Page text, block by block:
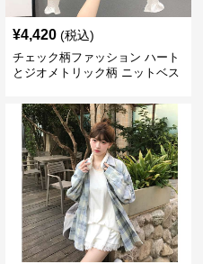
¥4,420 (税込)
チェック柄ファッション ハート
とジオメトリック柄 ニットベス